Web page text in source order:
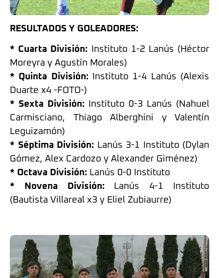
RESULTADOS Y GOLEADORES:
* Cuarta División: Instituto 1-2 Lanús (Héctor
Moreyra y Agustín Morales)
* Quinta División: Instituto 1-4 Lanús (Alexis
Duarte x4 -FOTO-)
* Sexta División: Instituto 0-3 Lanús (Nahuel
Carmisciano, Thiago Alberghini y Valentín
Leguizamón)
* Séptima División: Lanús 3-1 Instituto (Dylan
Gómez, Alex Cardozo y Alexander Giménez)
* Octava División: Lanús 0-0 Instituto
* Novena División: Lanús 4-1 Instituto
(Bautista Villareal x3 y Eliel Zubiaurre)